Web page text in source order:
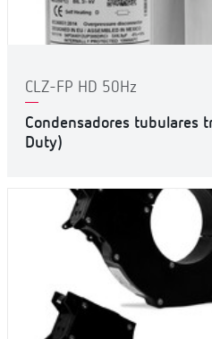
CLZ-FP HD 50Hz
Condensadores tubulares
Duty)